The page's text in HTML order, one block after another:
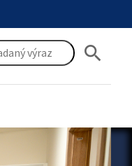
search